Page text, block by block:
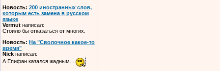
Новость: 200 иностранных слов,
которым есть замена в русском
языке
Vermut написал:
Стоило бы отказаться от многих.
Новость: На "Сволочное какое-то
время"
Nick написал:
А Епифан казался жадным...